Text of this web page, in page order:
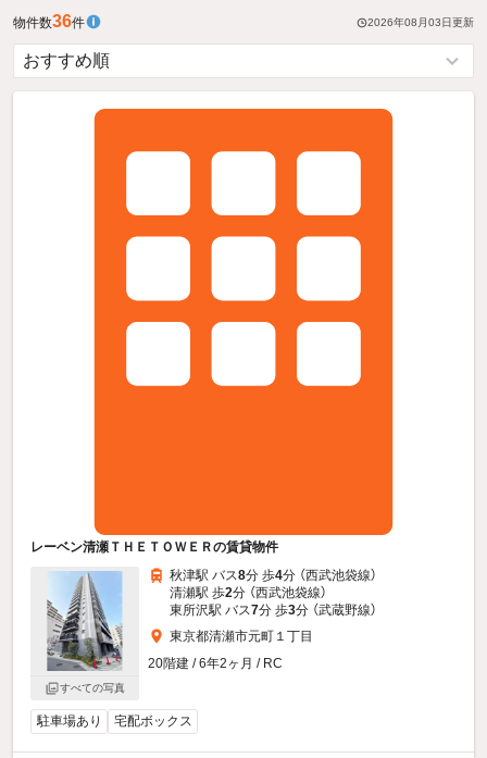
物件数36件 2026年08月03日更新
レーベン清瀬ＴＨＥＴＯＷＥＲの賃貸物件
すべての写真
秋津駅 バス8分 歩4分 （西武池袋線）
清瀬駅 歩2分 （西武池袋線）
東所沢駅 バス7分 歩3分 （武蔵野線）
東京都清瀬市元町１丁目
20階建 / 6年2ヶ月 / RC
駐車場あり 宅配ボックス